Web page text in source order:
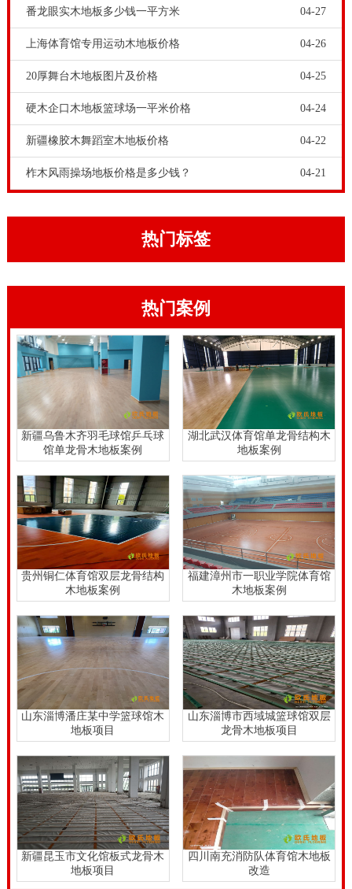
板-20厚羽毛球馆木地板一平米价格，运动木地板经过前
几年的迅速发展，已进入了一个相对稳定的增长期，大
家对在室内篮球场安装实木运动地板形成了共识。实际
上，经过检验也证明，篮球木地板吸震抗压，能更好的
保护运动员的身体，能让大家更好地体会运动的乐趣，
增加比赛的精彩。
确定在室内体育场馆铺装实木运动地板之后，我们要选
度的问题确定之后，就要选择运动木地板的表面处理方
式，不同的运动项目处理方式也是不同的，在这几个方
面全部确定下来之后，接下来考虑的就是运动木地板的
采购价格和安装费用问题。如果品牌体育运动木地板施
工团队在安装施工的时候，工人对板子有损坏，怎么办
呀？专业运动木地板工人来铺装作业，一般这种情况很
少发生，如果发生了，损坏了什么运动木地板厂家应该
给予赔付的。运动木地板铺装工程验收合格，不要**问
题。20厚羽毛球馆木地板一平米价格。
20厚羽毛球馆木地板一平米价格，专业运动木地板结构
系统，面板层往下就是防潮层，使用纳米级无纺布，防
潮抗尘，可有效保护下方的毛地板、龙骨等实木质更难
受到侵蚀；而毛地板、龙骨层均为实木质，对水分、霉
变、震能等外界因素比较敏感，因此对防潮层、底端减
震垫的材质和工艺要求很高。
番龙眼实木地板多少钱一平方米 04-27
上海体育馆专用运动木地板价格 04-26
20厚舞台木地板图片及价格 04-25
硬木企口木地板篮球场一平米价格 04-24
新疆橡胶木舞蹈室木地板价格 04-22
柞木风雨操场地板价格是多少钱？ 04-21
热门标签
热门案例
新疆乌鲁木齐羽毛球馆乒乓球
馆单龙骨木地板案例
湖北武汉体育馆单龙骨结构木
地板案例
贵州铜仁体育馆双层龙骨结构
木地板案例
福建漳州市一职业学院体育馆
木地板案例
山东淄博潘庄某中学篮球馆木
地板项目
山东淄博市西域城篮球馆双层
龙骨木地板项目
新疆昆玉市文化馆板式龙骨木
地板项目
四川南充消防队体育馆木地板
改造